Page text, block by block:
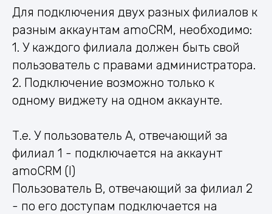
Для подключения двух разных филиалов к
разным аккаунтам amoCRM, необходимо:
1. У каждого филиала должен быть свой
пользователь с правами администратора.
2. Подключение возможно только к
одному виджету на одном аккаунте.
Т.е. У пользователь А, отвечающий за
филиал 1 - подключается на аккаунт
amoCRM (I)
Пользователь В, отвечающий за филиал 2
- по его доступам подключается на